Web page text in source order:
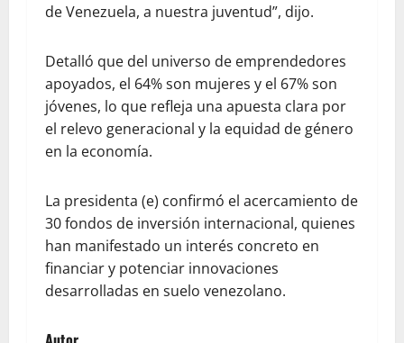
de Venezuela, a nuestra juventud”, dijo.
Detalló que del universo de emprendedores
apoyados, el 64% son mujeres y el 67% son
jóvenes, lo que refleja una apuesta clara por
el relevo generacional y la equidad de género
en la economía.
La presidenta (e) confirmó el acercamiento de
30 fondos de inversión internacional, quienes
han manifestado un interés concreto en
financiar y potenciar innovaciones
desarrolladas en suelo venezolano.